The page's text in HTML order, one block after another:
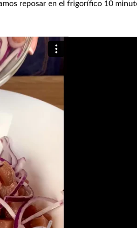
reposar en el frigorífico 10